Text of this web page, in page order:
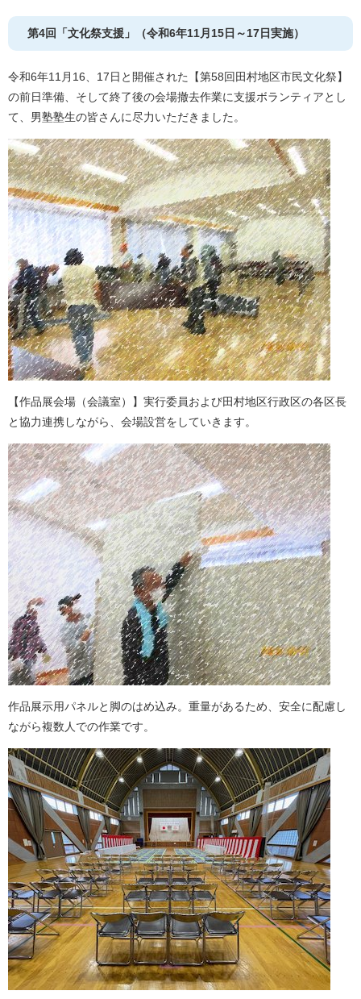
第4回「文化祭支援」（令和6年11月15日～17日実施）
令和6年11月16、17日と開催された【第58回田村地区市民文化祭】
の前日準備、そして終了後の会場撤去作業に支援ボランティアとし
て、男塾塾生の皆さんに尽力いただきました。
【作品展会場（会議室）】実行委員および田村地区行政区の各区長
と協力連携しながら、会場設営をしていきます。
作品展示用パネルと脚のはめ込み。重量があるため、安全に配慮し
ながら複数人での作業です。